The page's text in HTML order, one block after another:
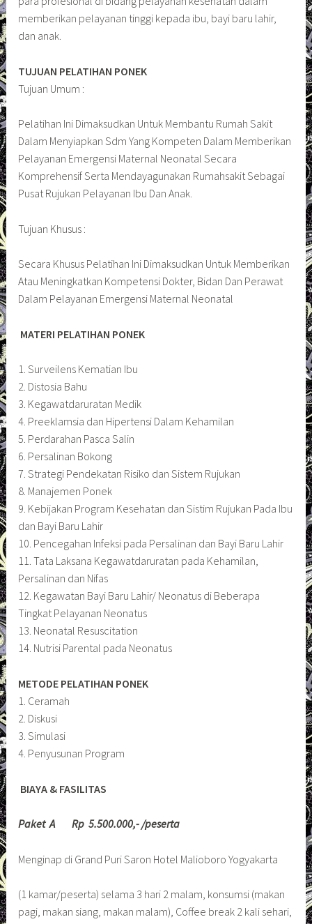
memberikan pelayanan tinggi kepada ibu, bayi baru lahir,
dan anak.
TUJUAN PELATIHAN PONEK
Tujuan Umum :
Pelatihan Ini Dimaksudkan Untuk Membantu Rumah Sakit
Dalam Menyiapkan Sdm Yang Kompeten Dalam Memberikan
Pelayanan Emergensi Maternal Neonatal Secara
Komprehensif Serta Mendayagunakan Rumahsakit Sebagai
Pusat Rujukan Pelayanan Ibu Dan Anak.
Tujuan Khusus :
Secara Khusus Pelatihan Ini Dimaksudkan Untuk Memberikan
Atau Meningkatkan Kompetensi Dokter, Bidan Dan Perawat
Dalam Pelayanan Emergensi Maternal Neonatal
MATERI PELATIHAN PONEK
1. Surveilens Kematian Ibu
2. Distosia Bahu
3. Kegawatdaruratan Medik
4. Preeklamsia dan Hipertensi Dalam Kehamilan
5. Perdarahan Pasca Salin
6. Persalinan Bokong
7. Strategi Pendekatan Risiko dan Sistem Rujukan
8. Manajemen Ponek
9. Kebijakan Program Kesehatan dan Sistim Rujukan Pada Ibu
dan Bayi Baru Lahir
10. Pencegahan Infeksi pada Persalinan dan Bayi Baru Lahir
11. Tata Laksana Kegawatdaruratan pada Kehamilan,
Persalinan dan Nifas
12. Kegawatan Bayi Baru Lahir/ Neonatus di Beberapa
Tingkat Pelayanan Neonatus
13. Neonatal Resuscitation
14. Nutrisi Parental pada Neonatus
METODE PELATIHAN PONEK
1. Ceramah
2. Diskusi
3. Simulasi
4. Penyusunan Program
BIAYA & FASILITAS
Paket A Rp 5.500.000,- /peserta
Menginap di Grand Puri Saron Hotel Malioboro Yogyakarta
(1 kamar/peserta) selama 3 hari 2 malam, konsumsi (makan
pagi, makan siang, makan malam), Coffee break 2 kali sehari,